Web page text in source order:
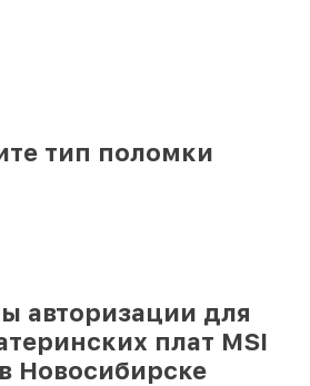
тип поломки
авторизации для
плат MSI
Новосибирске